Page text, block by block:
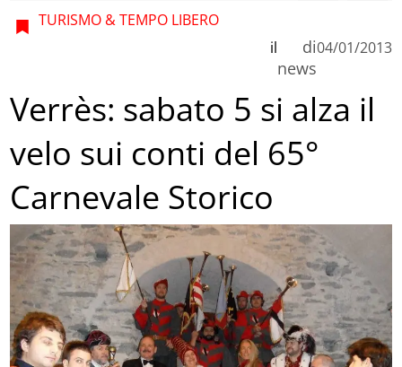
TURISMO & TEMPO LIBERO
di
news
il 04/01/2013
Verrès: sabato 5 si alza il
velo sui conti del 65°
Carnevale Storico